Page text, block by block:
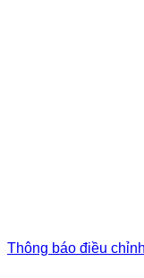
Thông báo điều